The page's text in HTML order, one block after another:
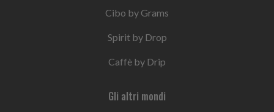
Cibo by Grams
Spirit by Drop
Caffè by Drip
Gli altri mondi